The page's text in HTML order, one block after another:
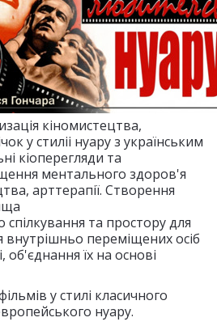
кіномистецтва,
у стиліі нуару з українським
кіоперегляди та
ментального здоров'я
арттерапії. Створення
спілкування та простору для
внутрішньо переміщених осіб
об'єднання їх на основі
у стилі класичного
нуару.